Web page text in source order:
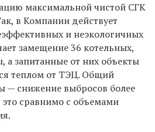
максимальной чистой СГК
в Компании действует
и неэкологичных
замещение 36 котельных,
а запитанные от них объекты
теплом от ТЭЦ. Общий
— снижение выбросов более
сравнимо с объемами